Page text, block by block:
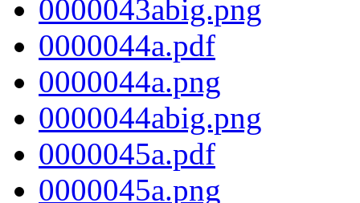
0000043abig.png
0000044a.pdf
0000044a.png
0000044abig.png
0000045a.pdf
0000045a.png